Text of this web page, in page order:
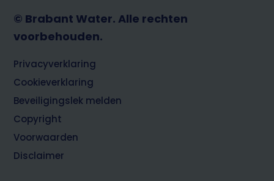
© Brabant Water. Alle rechten
voorbehouden.
Footer
Privacyverklaring
Cookieverklaring
Beveiligingslek melden
Copyright
Voorwaarden
Disclaimer